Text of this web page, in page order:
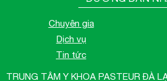
Chuyên gia
Dịch vụ
Tin tức
TRUNG TÂM Y KHOA PASTEUR ĐÀ